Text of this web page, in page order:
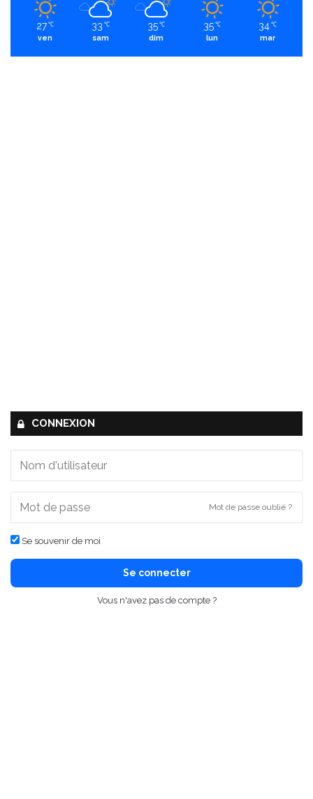
27 ℃
ven
33 ℃
sam
35 ℃
dim
35 ℃
lun
34 ℃
mar
CONNEXION
Mot de passe oublié ?
Se souvenir de moi
Se connecter
Vous n'avez pas de compte ?